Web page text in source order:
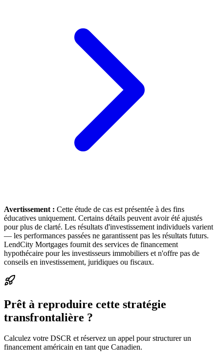
Avertissement : Cette étude de cas est présentée à des fins
éducatives uniquement. Certains détails peuvent avoir été ajustés
pour plus de clarté. Les résultats d'investissement individuels varient
— les performances passées ne garantissent pas les résultats futurs.
LendCity Mortgages fournit des services de financement
hypothécaire pour les investisseurs immobiliers et n'offre pas de
conseils en investissement, juridiques ou fiscaux.
Prêt à reproduire cette stratégie
transfrontalière ?
Calculez votre DSCR et réservez un appel pour structurer un
financement américain en tant que Canadien.